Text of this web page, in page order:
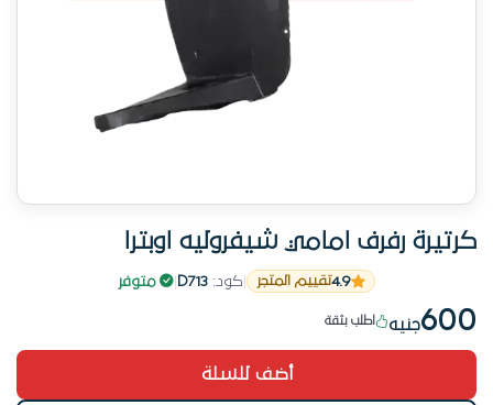
كرتيرة رفرف امامي شيفروليه اوبترا
4.9تقييم المتجر كود: D713 متوفر
600جنيه
باقي قطعة واحدة
اطلب بثقة
9 عميل اشتروها قريب
المنتج ده بينفد بسرعةأضف للسلة